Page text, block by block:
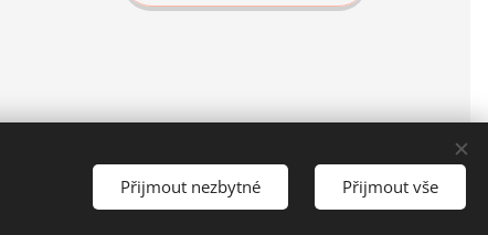
Přijmout nezbytné Přijmout vše